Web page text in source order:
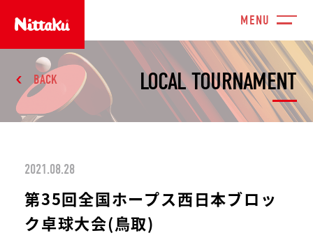
LOCAL TOURNAMENT
BACK
2021.08.28
第35回全国ホープス西日本ブロッ
ク卓球大会(鳥取)